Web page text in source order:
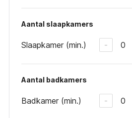
Aantal slaapkamers
Slaapkamer (min.) - 0
Aantal badkamers
Badkamer (min.) - 0